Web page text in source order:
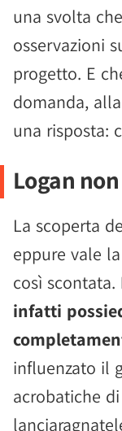
una svolta
osservazioni
progetto. E
domanda,
una risposta:
Logan
La scoperta
eppure vale
così scontata.
infatti
influenzato il
acrobatiche